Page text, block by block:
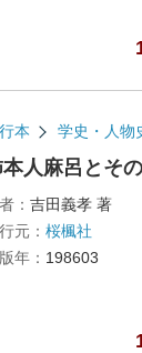
本 学史・人物
人麻呂とそ
： 吉田義孝 著
元： 桜楓社
年： 198603